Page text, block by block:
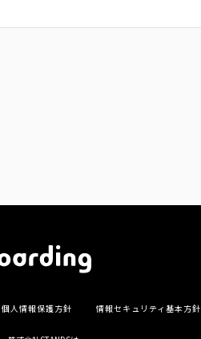
個人情報保護方針 情報セキュリティ基本方針